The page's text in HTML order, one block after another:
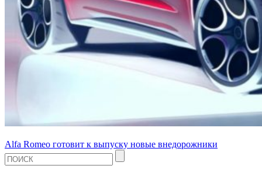
Alfa Romeo готовит к выпуску новые внедорожники